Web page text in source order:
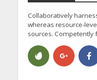
Collaboratively
whereas resource-
sources. Competently